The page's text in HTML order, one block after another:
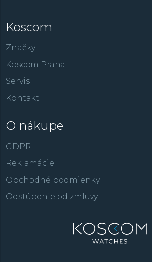
Koscom
Značky
Koscom Praha
Servis
Kontakt
O nákupe
GDPR
Reklamácie
Obchodné podmienky
Odstúpenie od zmluvy